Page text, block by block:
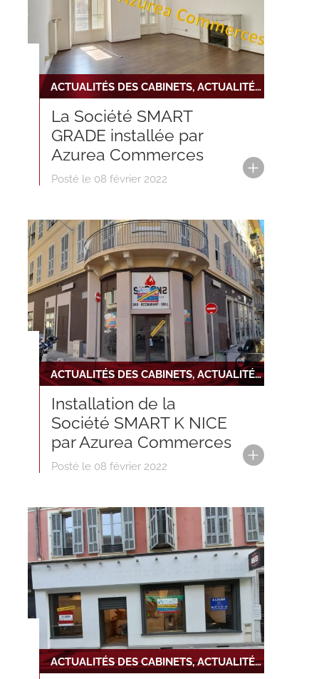
ACTUALITÉS DES CABINETS, ACTUALITÉS DU RÉSEAU, NOUVELLE TRANSACTION
La Société SMART
GRADE installée par
Azurea Commerces
Posté le 08 février 2022
ACTUALITÉS DES CABINETS, ACTUALITÉS DU RÉSEAU, NOUVELLE INSTALLATION
Installation de la
Société SMART K NICE
par Azurea Commerces
Posté le 08 février 2022
ACTUALITÉS DES CABINETS, ACTUALITÉS DU RÉSEAU, NOUVELLE TRANSACTION